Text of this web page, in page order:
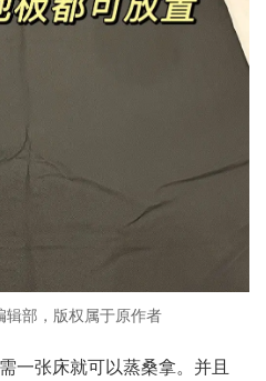
辑部，版权属于原作者
一张床就可以蒸桑拿。并且